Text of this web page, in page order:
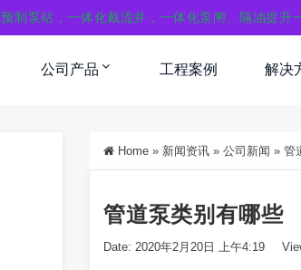
制泵站，一体化截流井，一体化泵闸、隔油提升
公司产品 工程案例 解决
Home » 新闻资讯 » 公司新闻 » 管
管道泵类别有哪些
Date: 2020年2月20日 上午4:19